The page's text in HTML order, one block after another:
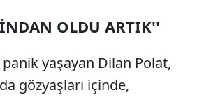
Sesi Aç
OLDU ARTIK''
yaşayan Dilan Polat,
gözyaşları içinde,